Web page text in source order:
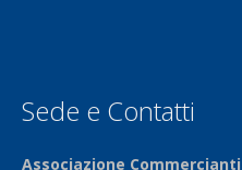
Sede e Contatti
Associazione Commercianti